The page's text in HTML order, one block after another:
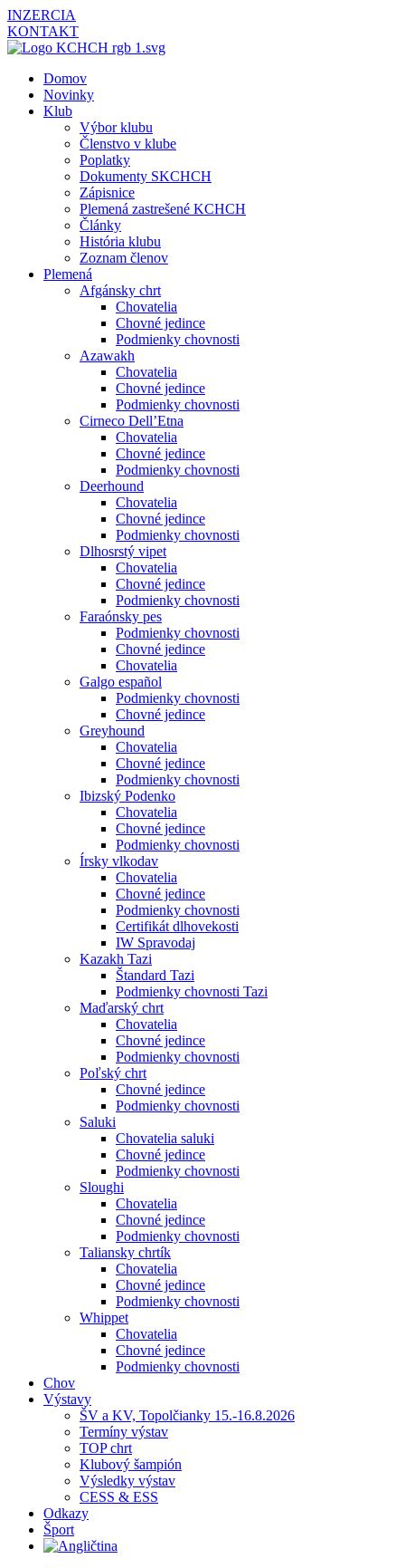
INZERCIA
KONTAKT
Domov
Novinky
Klub
Výbor klubu
Členstvo v klube
Poplatky
Dokumenty SKCHCH
Zápisnice
Plemená zastrešené KCHCH
Články
História klubu
Zoznam členov
Plemená
Afgánsky chrt
Chovatelia
Chovné jedince
Podmienky chovnosti
Azawakh
Chovatelia
Chovné jedince
Podmienky chovnosti
Cirneco Dell’Etna
Chovatelia
Chovné jedince
Podmienky chovnosti
Deerhound
Chovatelia
Chovné jedince
Podmienky chovnosti
Dlhosrstý vipet
Chovatelia
Chovné jedince
Podmienky chovnosti
Faraónsky pes
Podmienky chovnosti
Chovné jedince
Chovatelia
Galgo español
Podmienky chovnosti
Chovné jedince
Greyhound
Chovatelia
Chovné jedince
Podmienky chovnosti
Ibizský Podenko
Chovatelia
Chovné jedince
Podmienky chovnosti
Írsky vlkodav
Chovatelia
Chovné jedince
Podmienky chovnosti
Certifikát dlhovekosti
IW Spravodaj
Kazakh Tazi
Štandard Tazi
Podmienky chovnosti Tazi
Maďarský chrt
Chovatelia
Chovné jedince
Podmienky chovnosti
Poľský chrt
Chovné jedince
Podmienky chovnosti
Saluki
Chovatelia saluki
Chovné jedince
Podmienky chovnosti
Sloughi
Chovatelia
Chovné jedince
Podmienky chovnosti
Taliansky chrtík
Chovatelia
Chovné jedince
Podmienky chovnosti
Whippet
Chovatelia
Chovné jedince
Podmienky chovnosti
Chov
Výstavy
ŠV a KV, Topolčianky 15.-16.8.2026
Termíny výstav
TOP chrt
Klubový šampión
Výsledky výstav
CESS & ESS
Odkazy
Šport